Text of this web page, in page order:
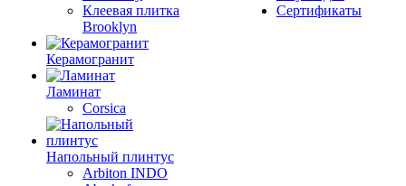
Клеевая плитка
Brooklyn
Керамогранит
Ламинат
Corsica
Напольный плинтус
Arbiton INDO
Сертификаты